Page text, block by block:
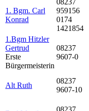
1. Bgm. Carl
Konrad
08237
959156
0174
1421854
1.Bgm Hitzler
Gertrud
Erste
Bürgermeisterin
08237
9607-0
Alt Ruth
08237
9607-10